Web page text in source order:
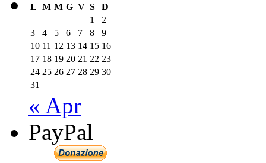
L M M G V S
D
1
2
3
4 5 6 7 8
9
10 11 12 13 14 15 16
17 18 19 20 21 22 23
24 25 26 27 28 29 30
31
« Apr
PayPal